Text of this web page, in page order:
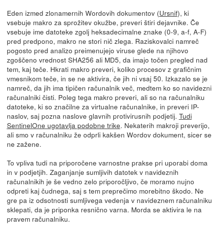
Eden izmed zlonamernih Wordovih dokumentov (Ursnif), ki
vsebuje makro za sprožitev okužbe, preveri štiri dejavnike. Če
vsebuje ime datoteke zgolj heksadecimalne znake (0-9, a-f, A-F)
pred predpono, makro ne stori nič zlega. Raziskovalci namreč
pogosto pred analizo preimenujejo viruse glede na njihovo
zgoščeno vrednost SHA256 ali MD5, da imajo točen pregled nad
tem, kaj teče. Hkrati makro preveri, koliko procesov z grafičnim
vmesnikom teče, in se ne aktivira, če jih ni vsaj 50. Izkazalo se je
namreč, da jih ima tipičen računalnik več, medtem ko so navidezni
računalniki čisti. Poleg tega makro preveri, ali so na računalniku
datoteke, ki so značilne za virtualne računalnike, in preveri IP-
naslov, saj pozna naslove glavnih protivirusnih podjetij. Tudi
SentinelOne ugotavlja podobne trike. Nekaterih makroji preverijo,
ali smo v računalniku že odprli kakšen Wordov dokument, sicer se
ne zažene.
To vpliva tudi na priporočene varnostne prakse pri uporabi doma
in v podjetjih. Zaganjanje sumljivih datotek v navideznih
računalnikih je še vedno zelo priporočljivo, če moramo nujno
odpreti kaj čudnega, saj s tem preprečimo morebitno škodo. Ne
gre pa iz odsotnosti sumljivega vedenja v navideznem računalniku
sklepati, da je priponka resnično varna. Morda se aktivira le na
pravem računalniku.